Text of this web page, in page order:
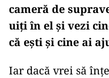
cameră de
uiți în el și vezi
că ești și cine ai
Iar dacă vrei să